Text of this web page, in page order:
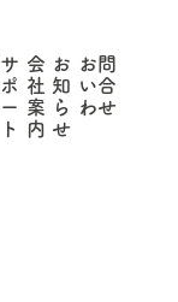
サ
ポ
ー
ト
会
社
案
内
お
知
ら
せ
お問
い合
わせ